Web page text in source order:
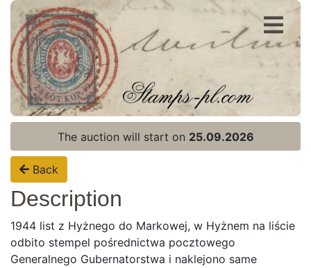
Register
Login
The auction will start on 25.09.2026
Back
Description
1944 list z Hyżnego do Markowej, w Hyżnem na liście
odbito stempel pośrednictwa pocztowego
Generalnego Gubernatorstwa i naklejono same